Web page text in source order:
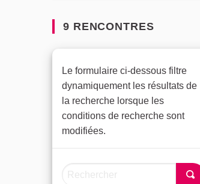
9 RENCONTRES
Le formulaire ci-dessous filtre
dynamiquement les résultats de
la recherche lorsque les
conditions de recherche sont
modifiées.